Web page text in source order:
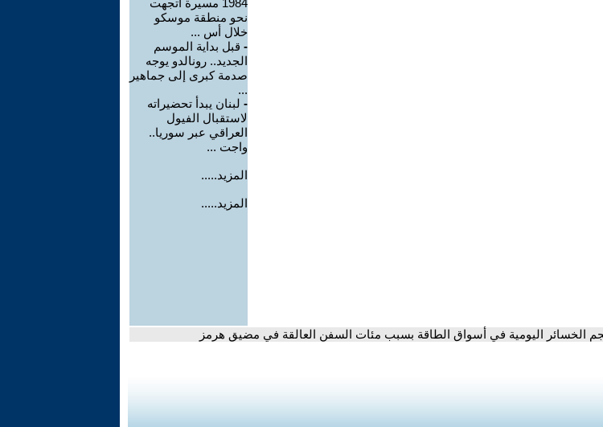
1984 مسيرة اتجهت
نحو منطقة موسكو
خلال أس ...
- قبل بداية الموسم
الجديد.. رونالدو يوجه
صدمة كبرى إلى جماهير
...
- لبنان يبدأ تحضيراته
لاستقبال الفيول
العراقي عبر سوريا..
واجت ...
المزيد.....
المزيد.....
الخسائر اليومية في أسواق الطاقة بسبب مئات السفن العالقة في مضيق هرمز